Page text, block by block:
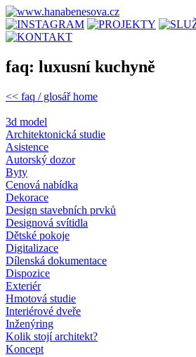
faq: luxusní kuchyně
<< faq / glosář home
3d model
Architektonická studie
Asistence
Autorský dozor
Byty
Cenová nabídka
Dekorace
Design stavebních prvků
Designová svítidla
Dětské pokoje
Digitalizace
Dílenská dokumentace
Dispozice
Exteriér
Hmotová studie
Interiérové dveře
Inženýring
Kolik stojí architekt?
Koncept